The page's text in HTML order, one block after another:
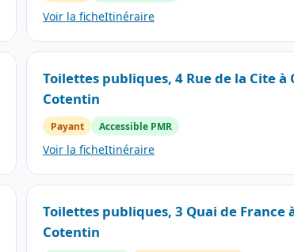
Voir la ficheItinéraire
Toilettes publiques, 4 Rue de la Cite à
Cotentin
Payant Accessible PMR
Voir la ficheItinéraire
Toilettes publiques, 3 Quai de France
Cotentin